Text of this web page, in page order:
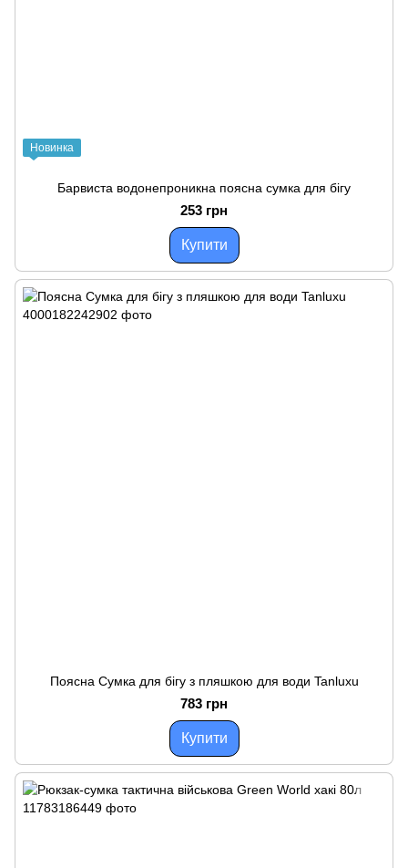
Новинка
Барвиста водонепроникна поясна сумка для бігу
253 грн
Купити
Поясна Сумка для бігу з пляшкою для води Tanluxu
783 грн
Купити